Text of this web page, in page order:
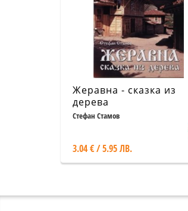
Жеравна - сказка из
дерева
Стефан Стамов
3.04 € / 5.95 ЛВ.